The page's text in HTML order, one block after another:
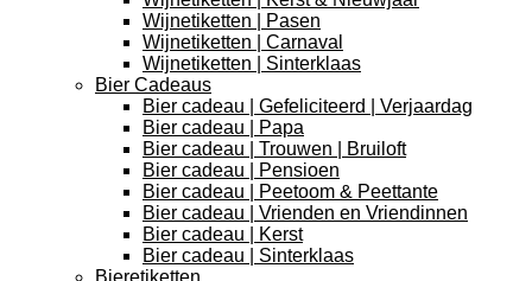
Wijnetiketten | Pasen
Wijnetiketten | Carnaval
Wijnetiketten | Sinterklaas
Bier Cadeaus
Bier cadeau | Gefeliciteerd | Verjaardag
Bier cadeau | Papa
Bier cadeau | Trouwen | Bruiloft
Bier cadeau | Pensioen
Bier cadeau | Peetoom & Peettante
Bier cadeau | Vrienden en Vriendinnen
Bier cadeau | Kerst
Bier cadeau | Sinterklaas